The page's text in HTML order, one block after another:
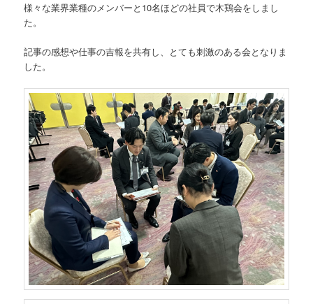
様々な業界業種のメンバーと10名ほどの社員で木鶏会をしまし
た。
記事の感想や仕事の吉報を共有し、とても刺激のある会となりま
した。